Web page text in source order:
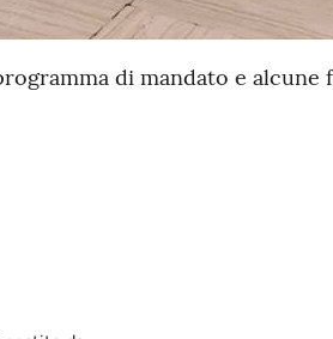
di mandato e